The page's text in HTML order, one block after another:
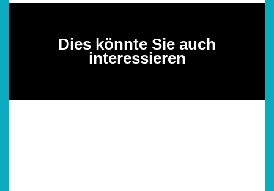
Dies könnte Sie auch
interessieren